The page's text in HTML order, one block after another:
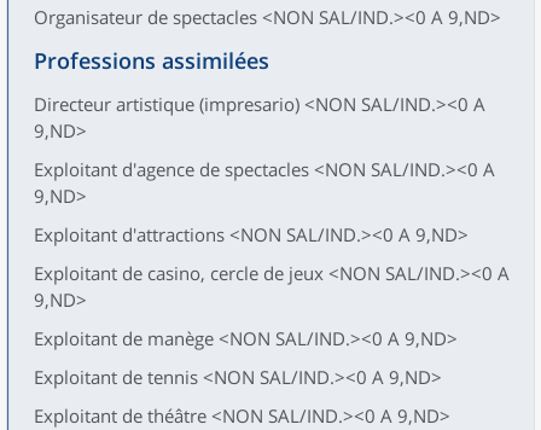
Organisateur de spectacles <NON SAL/IND.><0 A 9,ND>
Professions assimilées
Directeur artistique (impresario) <NON SAL/IND.><0 A
9,ND>
Exploitant d'agence de spectacles <NON SAL/IND.><0 A
9,ND>
Exploitant d'attractions <NON SAL/IND.><0 A 9,ND>
Exploitant de casino, cercle de jeux <NON SAL/IND.><0 A
9,ND>
Exploitant de manège <NON SAL/IND.><0 A 9,ND>
Exploitant de tennis <NON SAL/IND.><0 A 9,ND>
Exploitant de théâtre <NON SAL/IND.><0 A 9,ND>